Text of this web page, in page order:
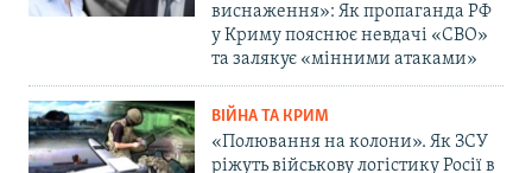
виснаження»: Як пропаганда РФ
у Криму пояснює невдачі «СВО»
та залякує «мінними атаками»
ВІЙНА ТА КРИМ
«Полювання на колони». Як ЗСУ
ріжуть військову логістику Росії в